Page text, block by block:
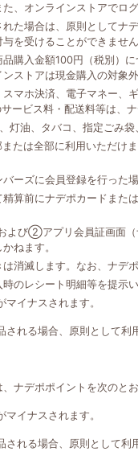
、オンラインストアでロ
た場合は、原則として
を受けることができません
購入金額100円（税別）
ストアは現金購入の対象外
マホ決済、電子マネー
ービス料・配送料等は、
油、タバコ、指定ごみ袋
たは全部に利用いただ
ーズに会員登録を行った
算前にナデポカードま
び②アプリ会員証画面
ねます。
消滅します。なお、ナデ
のレシート明細等を提示
イナスされます。
れる場合、原則として
ナデポポイントを次のとお
イナスされます。
れる場合、原則として利